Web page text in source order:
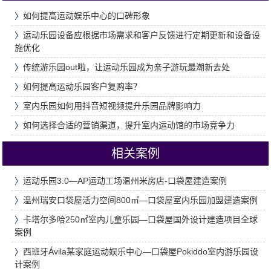
〉 如何提高运动娱乐中心的口碑形象
〉 运动乐园设备应根据市场需求和客户反馈进行定期更新和设备设
施优化
〉 传统游乐园out啦，让运动乐园成为亲子游玩最潮新去处
〉 如何提高运动乐园客户复购率？
〉 室内乐园如何用抖音短视频提升乐园品牌影响力
〉 如何选择合适的营销渠道，提升室内运动馆的市场竞争力
相关案例
〉 运动乐园3.0—AP运动工场温州米房店-口袋屋建造案例
〉 温州瑞安口袋屋活力空间800㎡—口袋屋室内乐园加盟建造案例
〉 卡塔尔多哈250㎡室内儿童乐园—口袋屋国外设计建造项目全球
案例
〉 西班牙Ávila某家庭运动娱乐中心—口袋屋Pokiddo室内游乐园设
计案例